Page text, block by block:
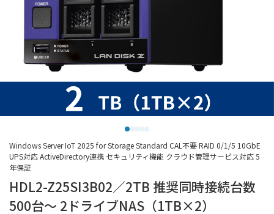
HDL2-Z25SI3B02／2TB 推奨同時接続台数
500台～ 2ドライブNAS（1TB×2）
Windows Server IoT 2025 for Storage Standard CAL不要 RAID 0/1/5 10GbE
UPS対応 ActiveDirectory連携 セキュリティ機能 クラウド管理サービス対応 5
年保証